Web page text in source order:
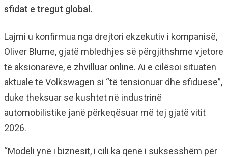
sfidat e tregut global.
Lajmi u konfirmua nga drejtori ekzekutiv i kompanisë,
Oliver Blume, gjatë mbledhjes së përgjithshme vjetore
të aksionarëve, e zhvilluar online. Ai e cilësoi situatën
aktuale të Volkswagen si “të tensionuar dhe sfiduese”,
duke theksuar se kushtet në industrinë
automobilistike janë përkeqësuar më tej gjatë vitit
2026.
“Modeli ynë i biznesit, i cili ka qenë i suksesshëm për